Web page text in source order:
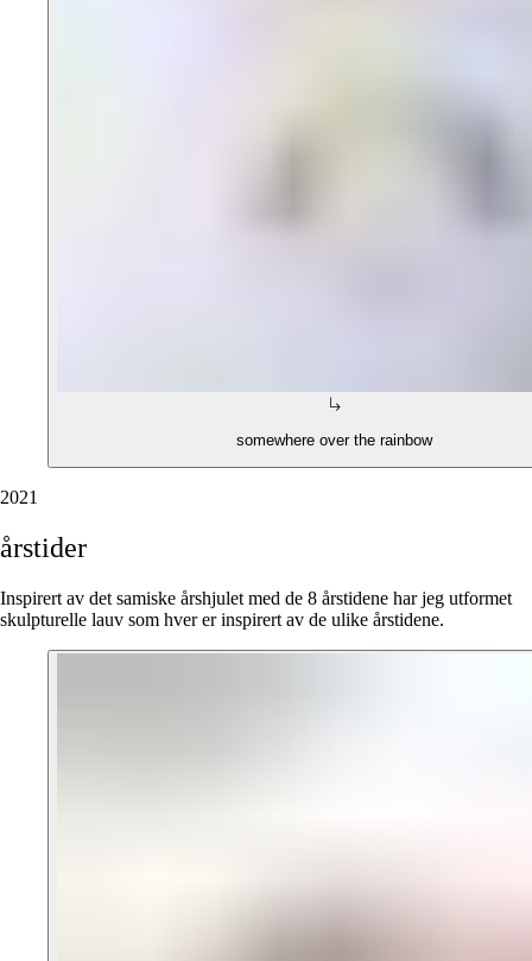
somewhere over the rainbow
2021
årstider
Inspirert av det samiske årshjulet med de 8 årstidene har jeg utformet
skulpturelle lauv som hver er inspirert av de ulike årstidene.